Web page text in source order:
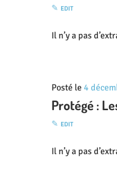
EDIT
Il n’y a pas
Posté le 4
Protégé :
EDIT
Il n’y a pas